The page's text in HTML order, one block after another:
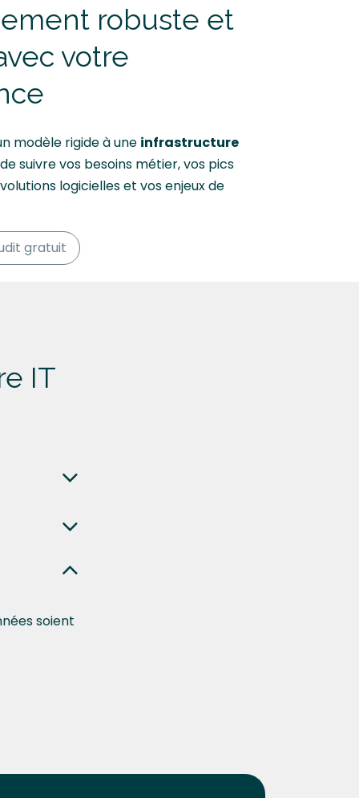
robuste et
votre
modèle rigide à une infrastructure
suivre vos besoins métier, vos pics
logicielles et vos enjeux de
gratuit
IT
soient